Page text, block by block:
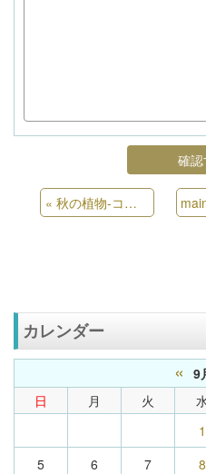
«秋の植物-コムラサキ
カレンダー
« 9
日 月 火
1
5
6 7 8